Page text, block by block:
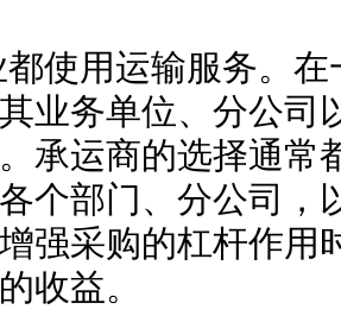
都使用运输服务。
业务单位、分公司
承运商的选择通常
个部门、分公司，
强采购的杠杆作用
收益。